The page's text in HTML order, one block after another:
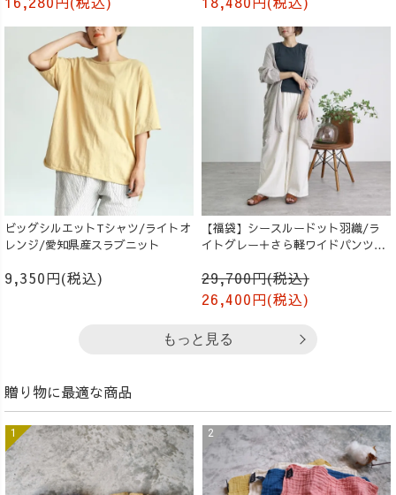
ビッグシルエットTシャツ/ライトオ
レンジ/愛知県産スラブニット
9,350円(税込)
【福袋】シースルードット羽織/ラ
イトグレー＋さら軽ワイドパンツ/
29,700円(税込)
26,400円(税込)
もっと見る
贈り物に最適な商品